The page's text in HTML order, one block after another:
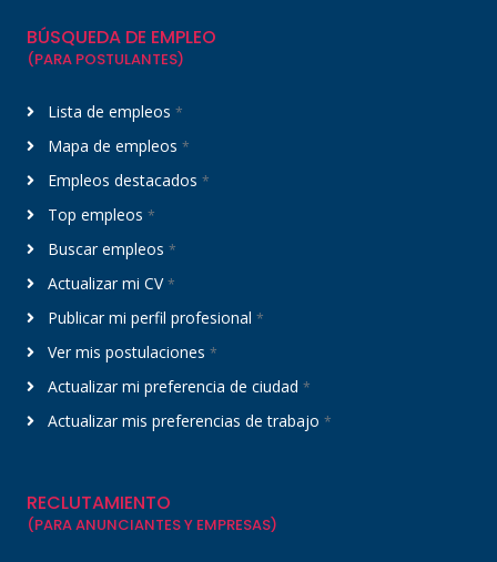
BÚSQUEDA DE EMPLEO
(PARA POSTULANTES)
Lista de empleos *
Mapa de empleos *
Empleos destacados *
Top empleos *
Buscar empleos *
Actualizar mi CV*
Publicar mi perfil profesional *
Ver mis postulaciones *
Actualizar mi preferencia de ciudad *
Actualizar mis preferencias de trabajo *
RECLUTAMIENTO
(PARA ANUNCIANTES Y EMPRESAS)